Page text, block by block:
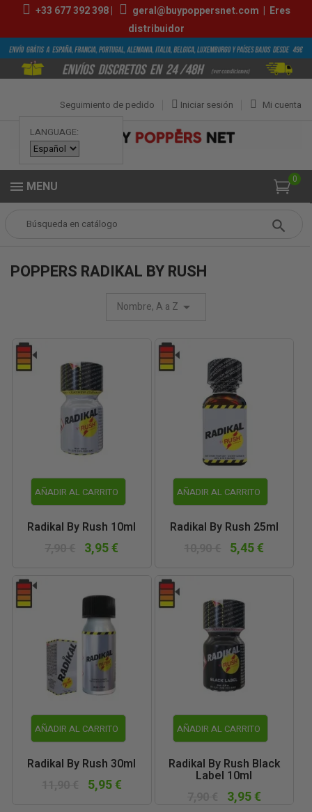
+33 677 392 398| geral@buypoppersnet.com | Eres
distribuidor
LANGUAGE:
Mi cuenta
Iniciar sesión
Seguimiento de pedido
0
MENU
Poppers Radikal by Rush
POPPERS RADIKAL BY RUSH
Nombre, A a Z
AÑADIR AL CARRITO
Radikal By Rush 10ml
3,95 €
AÑADIR AL CARRITO
Radikal By Rush 25ml
5,45 €
AÑADIR AL CARRITO
Radikal By Rush 30ml
5,95 €
AÑADIR AL CARRITO
Radikal By Rush Black
Label 10ml
3,95 €